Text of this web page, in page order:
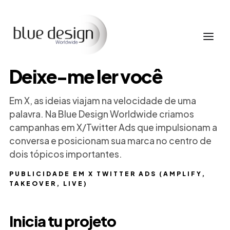
PUBLICIDADE EM X TWITTER ADS (AMPLIFY,
TAKEOVER, LIVE)
Deixe-me ler você
Em X, as ideias viajam na velocidade de uma
palavra. Na Blue Design Worldwide criamos
campanhas em X/Twitter Ads que impulsionam a
conversa e posicionam sua marca no centro de
dois tópicos importantes.
Inicia tu projeto